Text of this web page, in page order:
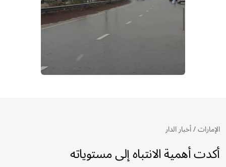
الإمارات/أخبار الدار
أكدت أهمية الانتباه إلى مستوياته